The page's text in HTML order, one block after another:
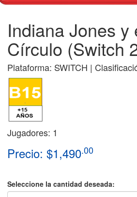
Indiana Jones y
Círculo (Switch
Plataforma: SWITCH |
Jugadores: 1
Precio: $1,490.00
Seleccione la cantidad deseada: